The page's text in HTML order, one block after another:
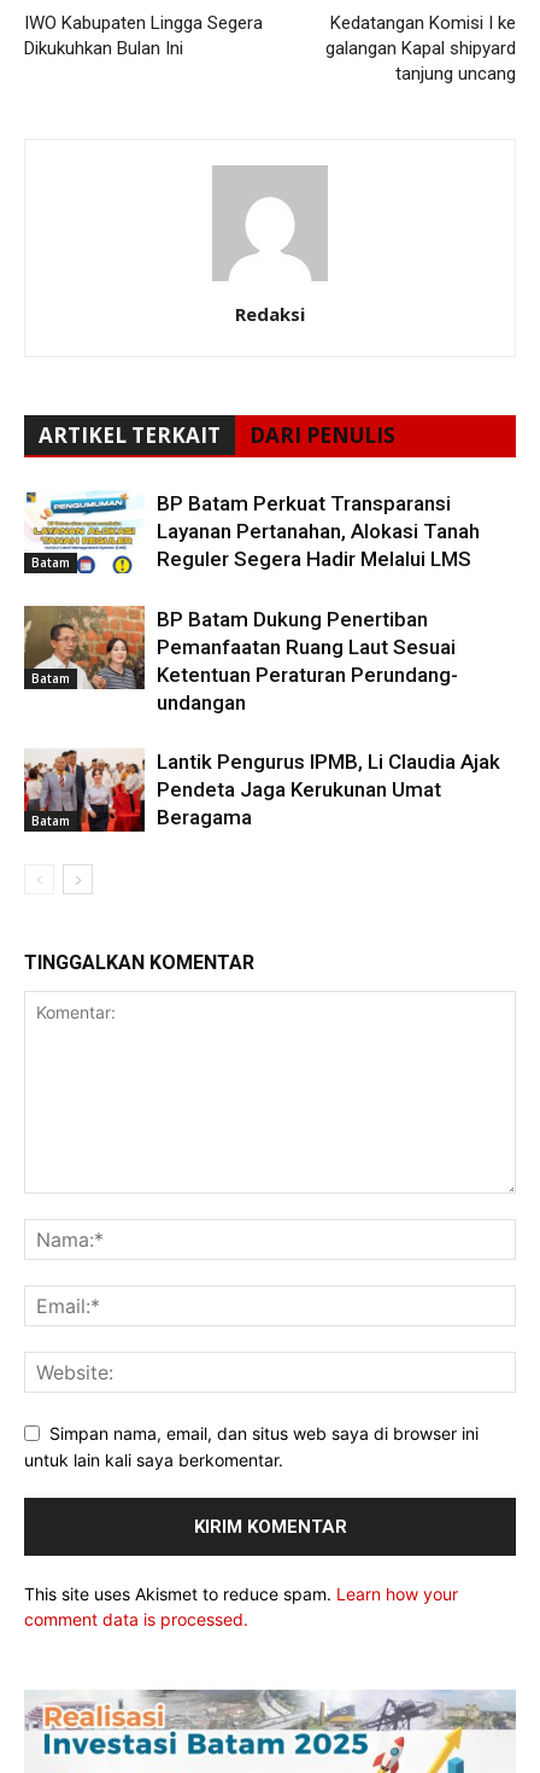
IWO Kabupaten Lingga Segera
Dikukuhkan Bulan Ini
Kedatangan Komisi I ke
galangan Kapal shipyard
tanjung uncang
Redaksi
ARTIKEL TERKAIT DARI PENULIS
Batam
BP Batam Perkuat Transparansi
Layanan Pertanahan, Alokasi Tanah
Reguler Segera Hadir Melalui LMS
Batam
BP Batam Dukung Penertiban
Pemanfaatan Ruang Laut Sesuai
Ketentuan Peraturan Perundang-
undangan
Batam
Lantik Pengurus IPMB, Li Claudia Ajak
Pendeta Jaga Kerukunan Umat
Beragama
TINGGALKAN KOMENTAR
Simpan nama, email, dan situs web saya di browser ini
untuk lain kali saya berkomentar.
This site uses Akismet to reduce spam. Learn how your
comment data is processed.